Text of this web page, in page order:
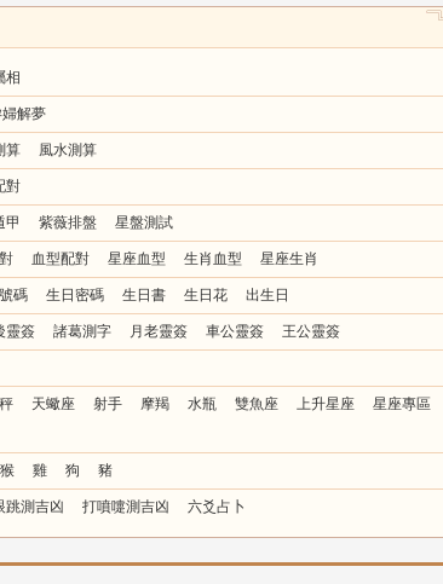
相
解夢
算 風水測算
對
甲 紫薇排盤 星盤測試
血型配對 星座血型 生肖血型 星座生肖
碼 生日密碼 生日書 生日花 出生日
靈簽 諸葛測字 月老靈簽 車公靈簽 王公靈簽
天蠍座 射手 摩羯 水瓶 雙魚座 上升星座
星座專區
猴 雞 狗 豬
跳測吉凶 打噴嚏測吉凶 六爻占卜